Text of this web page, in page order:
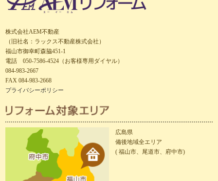
株式会社AEM不動産
（旧社名：ラックス不動産株式会社）
福山市御幸町森脇451-1
電話 050-7586-4524（お客様専用ダイヤル）
084-983-2667
FAX 084-983-2668
プライバシーポリシー
広島県
備後地域全エリア
( 福山市、尾道市、府中市)